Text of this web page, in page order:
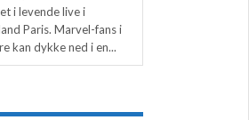
i levende live i
Paris. Marvel-fans i
kan dykke ned i en...